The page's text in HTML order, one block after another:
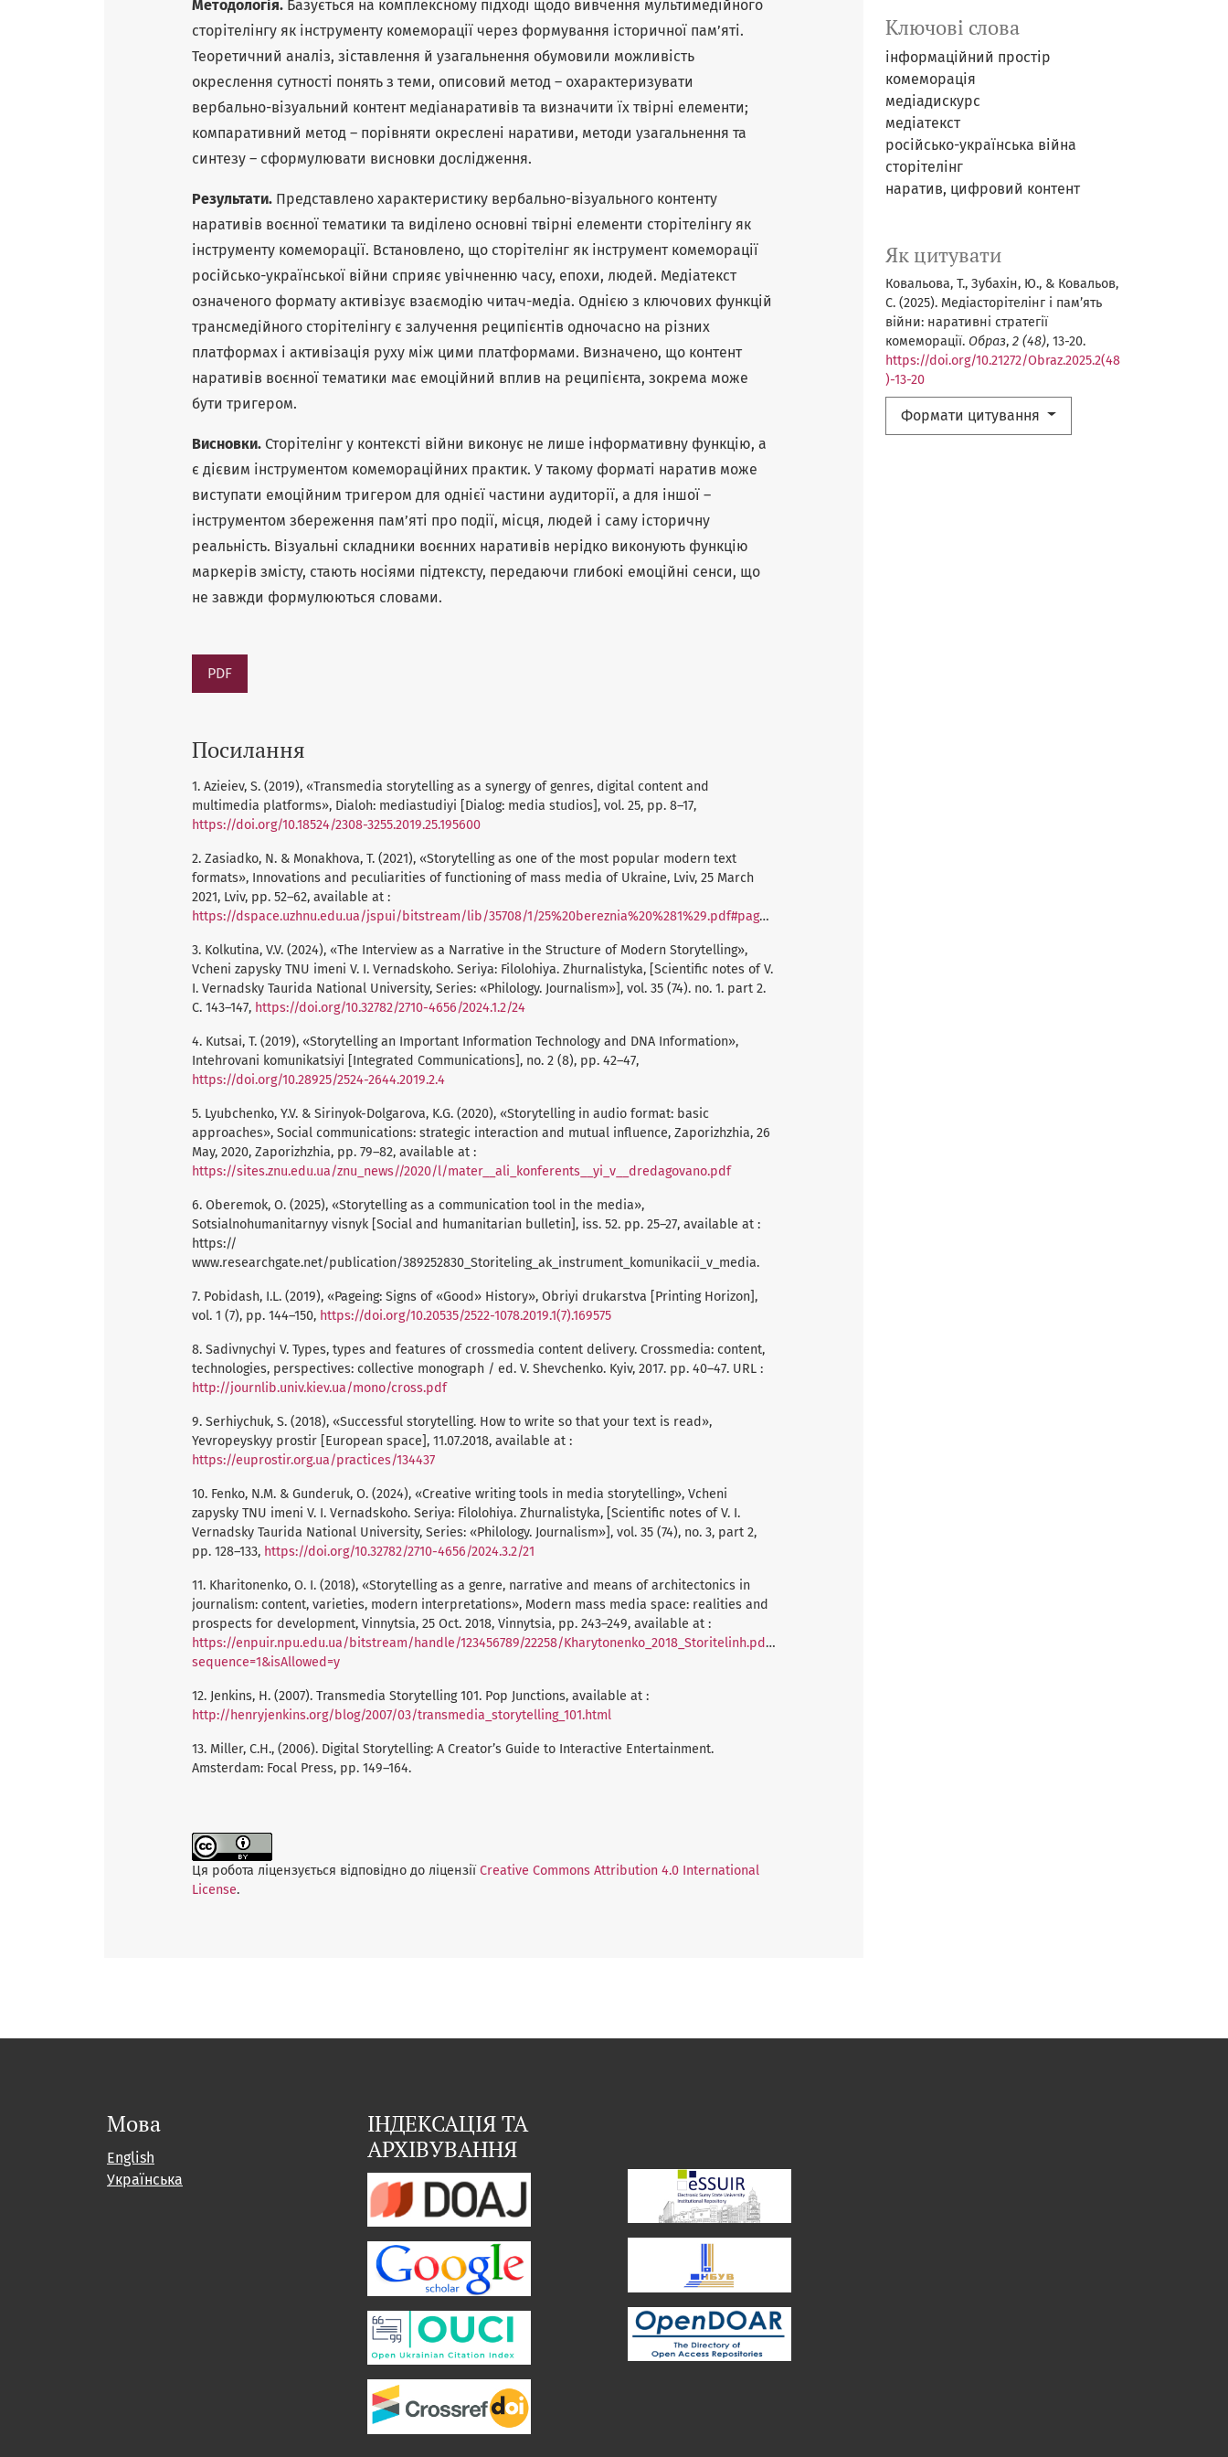
Ключові слова
інформаційний простір
комеморація
медіадискурс
медіатекст
російсько-українська війна
сторітелінг
наратив, цифровий контент
Як цитувати
Ковальова, Т., Зубахін, Ю., & Ковальов,
С. (2025). Медіасторітелінг і памʼять
війни: наративні стратегії
комеморації. Образ, 2 (48), 13-20.
https://doi.org/10.21272/Obraz.2025.2(48
)-13-20
Формати цитування
Методологія. Базується на комплексному підході щодо вивчення мультимедійного
сторітелінгу як інструменту комеморації через формування історичної пам’яті.
Теоретичний аналіз, зіставлення й узагальнення обумовили можливість
окреслення сутності понять з теми, описовий метод – охарактеризувати
вербально-візуальний контент медіанаративів та визначити їх твірні елементи;
компаративний метод – порівняти окреслені наративи, методи узагальнення та
синтезу – сформулювати висновки дослідження.
Результати. Представлено характеристику вербально-візуального контенту
наративів воєнної тематики та виділено основні твірні елементи сторітелінгу як
інструменту комеморації. Встановлено, що сторітелінг як інструмент комеморації
російсько-української війни сприяє увічненню часу, епохи, людей. Медіатекст
означеного формату активізує взаємодію читач-медіа. Однією з ключових функцій
трансмедійного сторітелінгу є залучення реципієнтів одночасно на різних
платформах і активізація руху між цими платформами. Визначено, що контент
наративів воєнної тематики має емоційний вплив на реципієнта, зокрема може
бути тригером.
Висновки. Сторітелінг у контексті війни виконує не лише інформативну функцію, а
є дієвим інструментом комемораційних практик. У такому форматі наратив може
виступати емоційним тригером для однієї частини аудиторії, а для іншої –
інструментом збереження памʼяті про події, місця, людей і саму історичну
реальність. Візуальні складники воєнних наративів нерідко виконують функцію
маркерів змісту, стають носіями підтексту, передаючи глибокі емоційні сенси, що
не завжди формулюються словами.
PDF
Посилання
1. Azieiev, S. (2019), «Transmedia storytelling as a synergy of genres, digital content and
multimedia platforms», Dialoh: mediastudiyi [Dialog: media studios], vol. 25, рр. 8–17,
https://doi.org/10.18524/2308-3255.2019.25.195600
2. Zasiadko, N. & Monakhova, Т. (2021), «Storytelling as one of the most popular modern text
formats», Innovations and peculiarities of functioning of mass media of Ukraine, Lviv, 25 March
2021, Lviv, рр. 52–62, available at :
https://dspace.uzhnu.edu.ua/jspui/bitstream/lib/35708/1/25%20bereznia%20%281%29.pdf#page=51
3. Kolkutina, V.V. (2024), «The Interview as a Narrative in the Structure of Modern Storytelling»,
Vcheni zapysky TNU imeni V. I. Vernadskoho. Seriya: Filolohiya. Zhurnalistyka, [Scientific notes of V.
I. Vernadsky Taurida National University, Series: «Philology. Journalism»], vol. 35 (74). no. 1. part 2.
С. 143–147, https://doi.org/10.32782/2710-4656/2024.1.2/24
4. Kutsai, T. (2019), «Storytelling an Important Information Technology and DNA Information»,
Intehrovani komunikatsiyi [Integrated Communications], no. 2 (8), рр. 42–47,
https://doi.org/10.28925/2524-2644.2019.2.4
5. Lyubchenko, Y.V. & Sirinyok-Dolgarova, K.G. (2020), «Storytelling in audio format: basic
approaches», Social communications: strategic interaction and mutual influence, Zaporizhzhia, 26
May, 2020, Zaporizhzhia, рр. 79–82, available at :
https://sites.znu.edu.ua/znu_news//2020/l/mater__ali_konferents__yi_v__dredagovano.pdf
6. Oberemok, О. (2025), «Storytelling as a communication tool in the media»,
Sotsialnohumanitarnyy visnyk [Social and humanitarian bulletin], iss. 52. pp. 25–27, available at :
https://
www.researchgate.net/publication/389252830_Storiteling_ak_instrument_komunikacii_v_media.
7. Pobidash, І.L. (2019), «Pageing: Signs of «Good» History», Obriyi drukarstva [Printing Horizon],
vol. 1 (7), pp. 144–150, https://doi.org/10.20535/2522-1078.2019.1(7).169575
8. Sadivnychyi V. Types, types and features of crossmedia content delivery. Crossmedia: content,
technologies, perspectives: collective monograph / ed. V. Shevchenko. Kyiv, 2017. pp. 40–47. URL :
http://journlib.univ.kiev.ua/mono/cross.pdf
9. Serhiychuk, S. (2018), «Successful storytelling. How to write so that your text is read»,
Yevropeyskyy prostir [European space], 11.07.2018, available at :
https://euprostir.org.ua/practices/134437
10. Fenko, N.M. & Gunderuk, O. (2024), «Creative writing tools in media storytelling», Vcheni
zapysky TNU imeni V. I. Vernadskoho. Seriya: Filolohiya. Zhurnalistyka, [Scientific notes of V. I.
Vernadsky Taurida National University, Series: «Philology. Journalism»], vol. 35 (74), no. 3, part 2,
pp. 128–133, https://doi.org/10.32782/2710-4656/2024.3.2/21
11. Kharitonenko, O. I. (2018), «Storytelling as a genre, narrative and means of architectonics in
journalism: content, varieties, modern interpretations», Modern mass media space: realities and
prospects for development, Vinnytsia, 25 Oct. 2018, Vinnytsia, pp. 243–249, available at :
https://enpuir.npu.edu.ua/bitstream/handle/123456789/22258/Kharytonenko_2018_Storitelinh.pdf?
sequence=1&isAllowed=y
12. Jenkins, H. (2007). Transmedia Storytelling 101. Pop Junctions, available at :
http://henryjenkins.org/blog/2007/03/transmedia_storytelling_101.html
13. Miller, C.H., (2006). Digital Storytelling: A Creator’s Guide to Interactive Entertainment.
Amsterdam: Focal Press, pp. 149–164.
Ця робота ліцензується відповідно до ліцензіїCreative Commons Attribution 4.0 International
License.
Мова
English
Українська
ІНДЕКСАЦІЯ ТА
АРХІВУВАННЯ